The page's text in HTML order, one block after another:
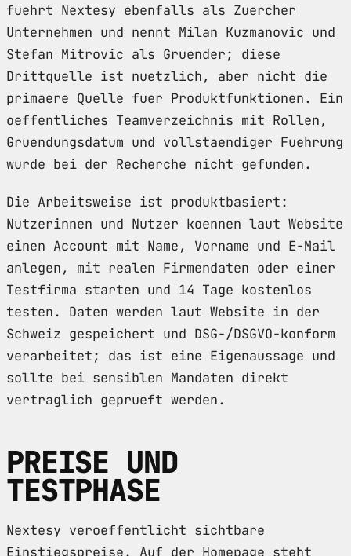
fuehrt Nextesy ebenfalls als Zuercher
Unternehmen und nennt Milan Kuzmanovic und
Stefan Mitrovic als Gruender; diese
Drittquelle ist nuetzlich, aber nicht die
primaere Quelle fuer Produktfunktionen. Ein
oeffentliches Teamverzeichnis mit Rollen,
Gruendungsdatum und vollstaendiger Fuehrung
wurde bei der Recherche nicht gefunden.
Die Arbeitsweise ist produktbasiert:
Nutzerinnen und Nutzer koennen laut Website
einen Account mit Name, Vorname und E-Mail
anlegen, mit realen Firmendaten oder einer
Testfirma starten und 14 Tage kostenlos
testen. Daten werden laut Website in der
Schweiz gespeichert und DSG-/DSGVO-konform
verarbeitet; das ist eine Eigenaussage und
sollte bei sensiblen Mandaten direkt
vertraglich geprueft werden.
PREISE UND
TESTPHASE
Nextesy veroeffentlicht sichtbare
Einstiegspreise. Auf der Homepage steht